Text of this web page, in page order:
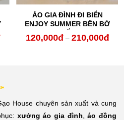
Khoảng
210,000đ
ÁO GIA ĐÌNH ĐI BIỂN
ENJOY SUMMER BÊN BỜ
BIỂN
120,000đ – 210,000đ
House chuyên sản xuất và cung
xưởng áo gia đình ,áo đồng